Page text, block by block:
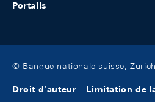
Portails
© Banque nationale suisse,
Droit d'auteur Limitation de